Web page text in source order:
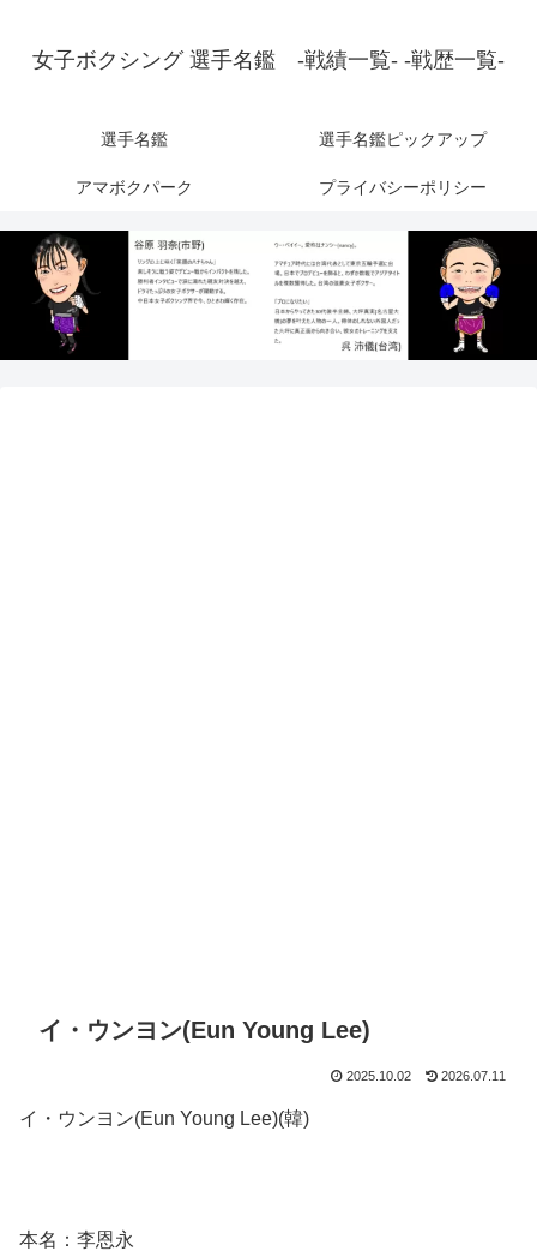
女子ボクシング 選手名鑑 -戦績一覧- -戦歴一覧-
選手名鑑 選手名鑑ピックアップ
アマボクパーク プライバシーポリシー
イ・ウンヨン(Eun Young Lee)
2025.10.02 2026.07.11
イ・ウンヨン(Eun Young Lee)(韓)
本名：李恩永